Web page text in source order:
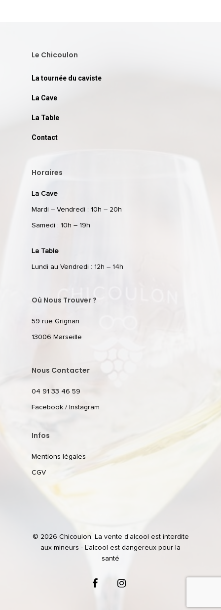
Le Chicoulon
La tournée du caviste
La Cave
La Table
Contact
Horaires
La Cave
Mardi – Vendredi : 10h – 20h
Samedi : 10h – 19h
La Table
Lundi au Vendredi : 12h – 14h
Où Nous Trouver ?
59 rue Grignan
13006 Marseille
Nous Contacter
04 91 33 46 59
Facebook / Instagram
Infos
Mentions légales
CGV
© 2026 Chicoulon. La vente d'alcool est interdite
aux mineurs - L'alcool est dangereux pour la
santé